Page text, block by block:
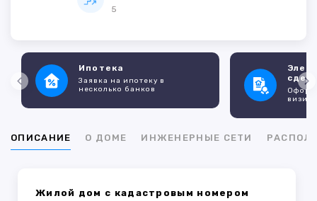
5
Ипотека
Заявка на ипотеку в
несколько банков
ОПИСАНИЕ О ДОМЕ ИНЖЕНЕРНЫЕ СЕТИ
Жилой дом с кадастровым номером